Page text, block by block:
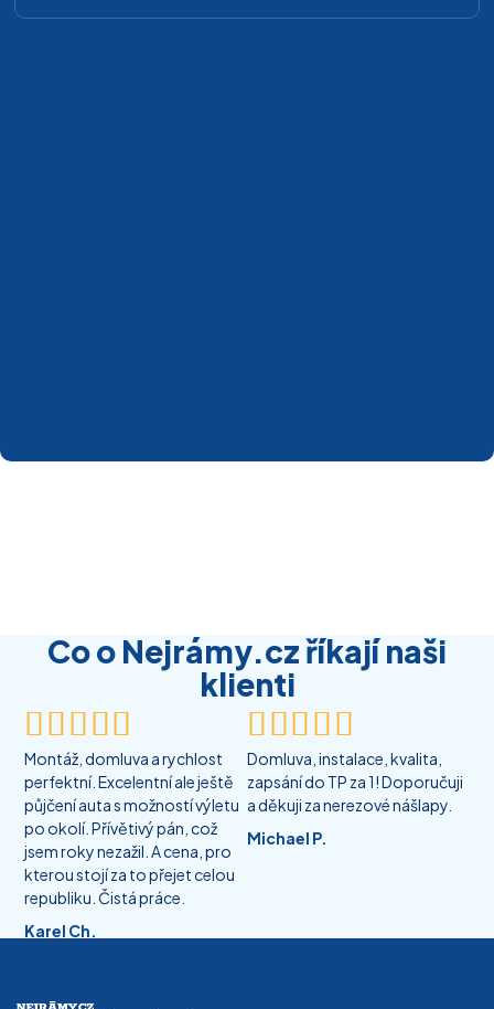
Co o Nejrámy.cz říkají naši
klienti

Montáž, domluva a rychlost
perfektní. Excelentní ale ještě
půjčení auta s možností výletu
po okolí. Přívětivý pán, což
jsem roky nezažil. A cena, pro
kterou stojí za to přejet celou
republiku. Čistá práce.
Karel Ch.

Domluva, instalace, kvalita,
zapsání do TP za 1! Doporučuji
a děkuji za nerezové nášlapy.
Michael P.